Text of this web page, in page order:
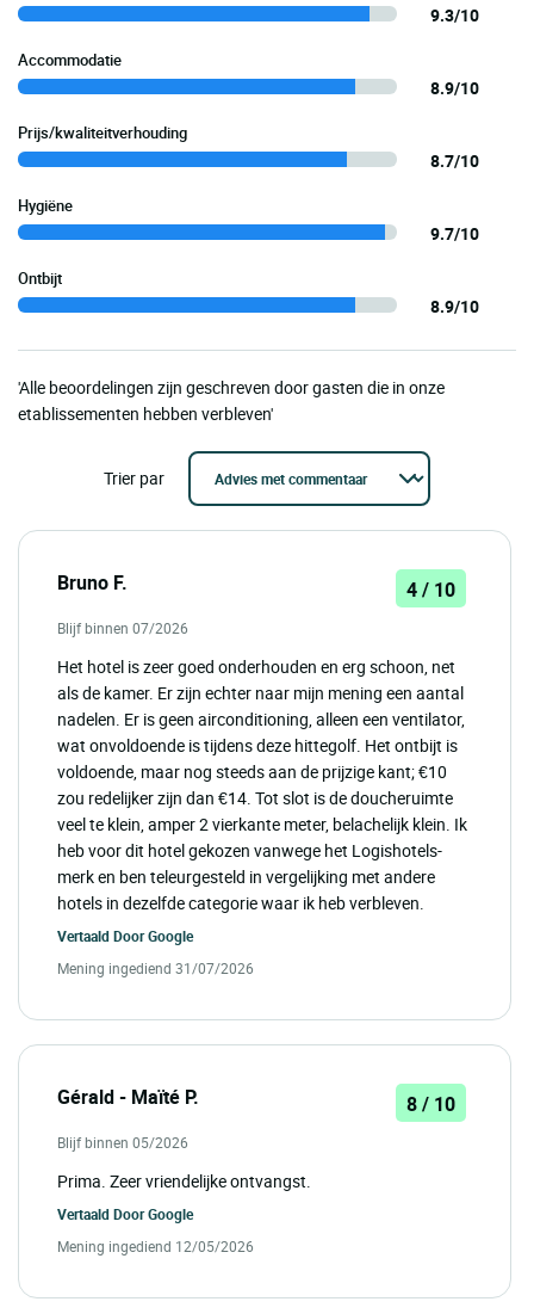
9.3/10
Accommodatie
8.9/10
Prijs/kwaliteitverhouding
8.7/10
Hygiëne
9.7/10
Ontbijt
8.9/10
'Alle beoordelingen zijn geschreven door gasten die in onze
etablissementen hebben verbleven'
Trier par
Bruno F. 4 / 10
Blijf binnen 07/2026
Het hotel is zeer goed onderhouden en erg schoon, net
als de kamer. Er zijn echter naar mijn mening een aantal
nadelen. Er is geen airconditioning, alleen een ventilator,
wat onvoldoende is tijdens deze hittegolf. Het ontbijt is
voldoende, maar nog steeds aan de prijzige kant; €10
zou redelijker zijn dan €14. Tot slot is de doucheruimte
veel te klein, amper 2 vierkante meter, belachelijk klein. Ik
heb voor dit hotel gekozen vanwege het Logishotels-
merk en ben teleurgesteld in vergelijking met andere
hotels in dezelfde categorie waar ik heb verbleven.
Vertaald DoorGoogle
Mening ingediend 31/07/2026
Gérald - Maïté P. 8 / 10
Blijf binnen 05/2026
Prima. Zeer vriendelijke ontvangst.
Vertaald DoorGoogle
Mening ingediend 12/05/2026